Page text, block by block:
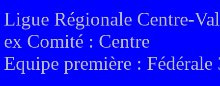
Ligue Régionale Centre-
ex Comité : Centre
Equipe première : Fédérale